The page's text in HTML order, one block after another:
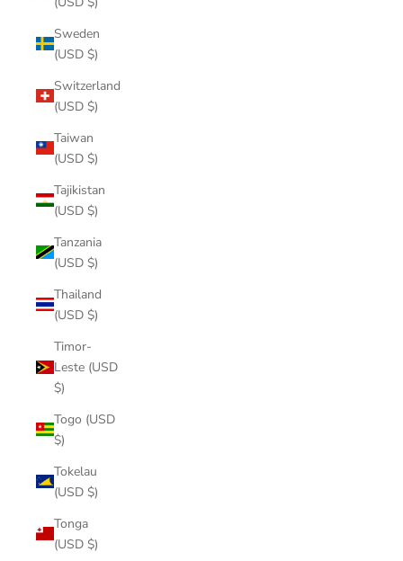
Sweden
(USD $)
Switzerland
(USD $)
Taiwan
(USD $)
Tajikistan
(USD $)
Tanzania
(USD $)
Thailand
(USD $)
Timor-
Leste (USD
$)
Togo (USD
$)
Tokelau
(USD $)
Tonga
(USD $)